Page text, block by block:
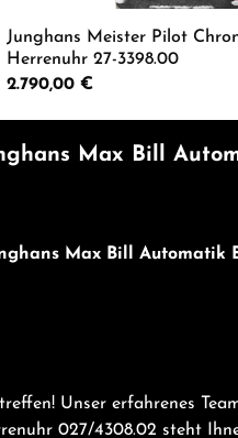
Wert
Junghans Meister Pilot
Herrenuhr 27-3398.00
Regulärer Preis:
2.790,00 €
Produkt Anzahl:
Max Bill
Max Bill Automatik
Unser erfahrenes
027/4308.02 steht